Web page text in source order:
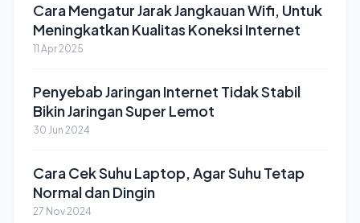
Cara Mengatur Jarak Jangkauan Wifi, Untuk
Meningkatkan Kualitas Koneksi Internet
11 Apr 2025
Penyebab Jaringan Internet Tidak Stabil
Bikin Jaringan Super Lemot
30 Jun 2024
Cara Cek Suhu Laptop, Agar Suhu Tetap
Normal dan Dingin
27 Nov 2024